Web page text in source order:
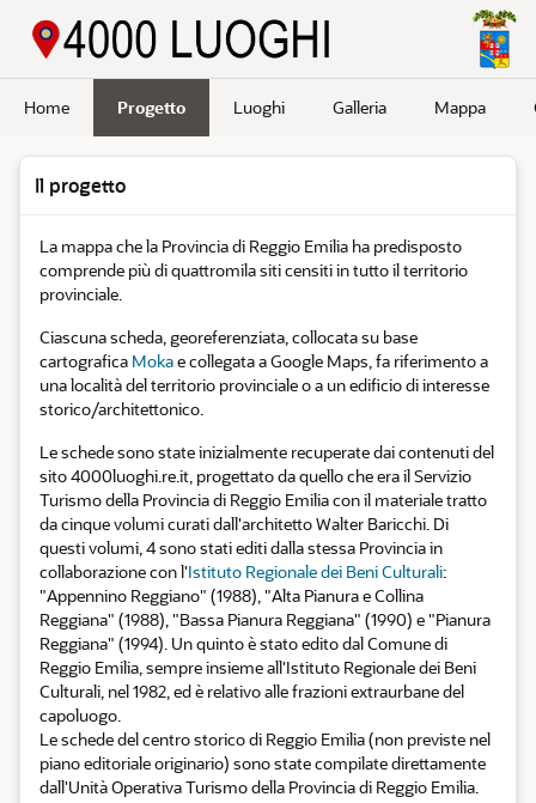
Home Progetto Luoghi Galleria Mappa
Il progetto
La mappa che la Provincia di Reggio Emilia ha predisposto
comprende più di quattromila siti censiti in tutto il territorio
provinciale.
Ciascuna scheda, georeferenziata, collocata su base
cartografica Mokae collegata a Google Maps, fa riferimento a
una località del territorio provinciale o a un edificio di interesse
storico/architettonico.
Le schede sono state inizialmente recuperate dai contenuti del
sito 4000luoghi.re.it, progettato da quello che era il Servizio
Turismo della Provincia di Reggio Emilia con il materiale tratto
da cinque volumi curati dall'architetto Walter Baricchi. Di
questi volumi, 4 sono stati editi dalla stessa Provincia in
collaborazione con l'Istituto Regionale dei Beni Culturali:
"Appennino Reggiano" (1988), "Alta Pianura e Collina
Reggiana" (1988), "Bassa Pianura Reggiana" (1990) e "Pianura
Reggiana" (1994). Un quinto è stato edito dal Comune di
Reggio Emilia, sempre insieme all'Istituto Regionale dei Beni
Culturali, nel 1982, ed è relativo alle frazioni extraurbane del
capoluogo.
Le schede del centro storico di Reggio Emilia (non previste nel
piano editoriale originario) sono state compilate direttamente
dall'Unità Operativa Turismo della Provincia di Reggio Emilia.